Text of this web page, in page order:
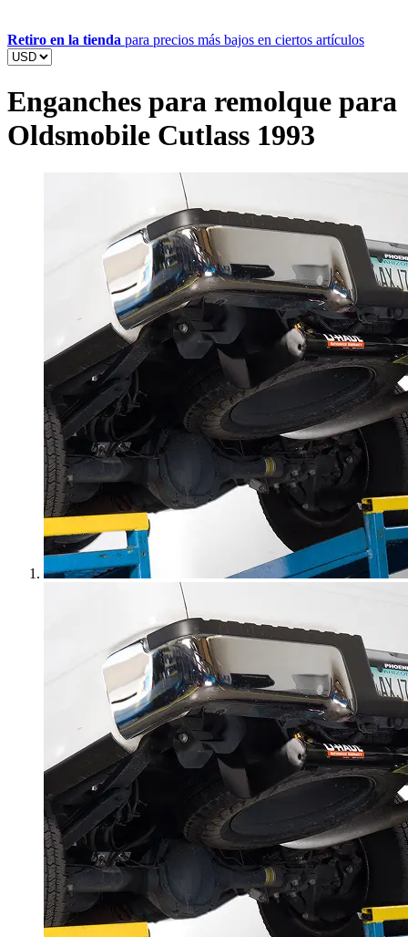
Retiro en la tienda para precios más bajos en ciertos artículos
Enganches para remolque para
Oldsmobile Cutlass 1993